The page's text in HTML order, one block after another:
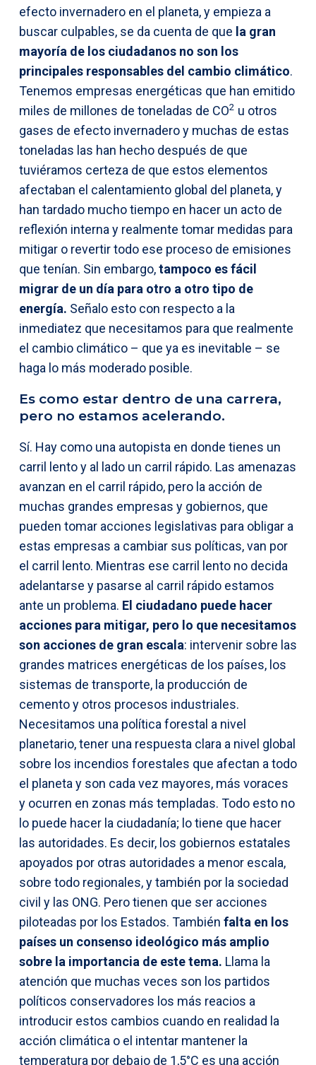
efecto invernadero en el planeta, y empieza a
buscar culpables, se da cuenta de que la gran
mayoría de los ciudadanos no son los
principales responsables del cambio climático.
Tenemos empresas energéticas que han emitido
miles de millones de toneladas de CO2 u otros
gases de efecto invernadero y muchas de estas
toneladas las han hecho después de que
tuviéramos certeza de que estos elementos
afectaban el calentamiento global del planeta, y
han tardado mucho tiempo en hacer un acto de
reflexión interna y realmente tomar medidas para
mitigar o revertir todo ese proceso de emisiones
que tenían. Sin embargo,tampoco es fácil
migrar de un día para otro a otro tipo de
energía. Señalo esto con respecto a la
inmediatez que necesitamos para que realmente
el cambio climático – que ya es inevitable – se
haga lo más moderado posible.
Es como estar dentro de una carrera,
pero no estamos acelerando.
Sí. Hay como una autopista en donde tienes un
carril lento y al lado un carril rápido. Las amenazas
avanzan en el carril rápido, pero la acción de
muchas grandes empresas y gobiernos, que
pueden tomar acciones legislativas para obligar a
estas empresas a cambiar sus políticas, van por
el carril lento. Mientras ese carril lento no decida
adelantarse y pasarse al carril rápido estamos
ante un problema. El ciudadano puede hacer
acciones para mitigar, pero lo que necesitamos
son acciones de gran escala: intervenir sobre las
grandes matrices energéticas de los países, los
sistemas de transporte, la producción de
cemento y otros procesos industriales.
Necesitamos una política forestal a nivel
planetario, tener una respuesta clara a nivel global
sobre los incendios forestales que afectan a todo
el planeta y son cada vez mayores, más voraces
y ocurren en zonas más templadas. Todo esto no
lo puede hacer la ciudadanía; lo tiene que hacer
las autoridades. Es decir, los gobiernos estatales
apoyados por otras autoridades a menor escala,
sobre todo regionales, y también por la sociedad
civil y las ONG. Pero tienen que ser acciones
piloteadas por los Estados. También falta en los
países un consenso ideológico más amplio
sobre la importancia de este tema. Llama la
atención que muchas veces son los partidos
políticos conservadores los más reacios a
introducir estos cambios cuando en realidad la
acción climática o el intentar mantener la
temperatura por debajo de 1,5°C es una acción